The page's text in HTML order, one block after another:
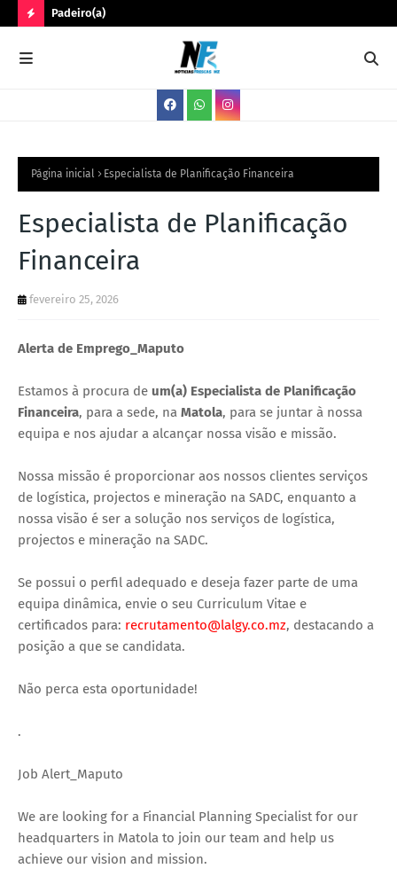
O
V
G
A
Padeiro(a)
Página inicial Especialista de Planificação Financeira
Especialista de Planificação
Financeira
fevereiro 25, 2026
Alerta de Emprego_Maputo
Estamos à procura de um(a) Especialista de Planificação
Financeira, para a sede, na Matola, para se juntar à nossa
equipa e nos ajudar a alcançar nossa visão e missão.
Nossa missão é proporcionar aos nossos clientes serviços
de logística, projectos e mineração na SADC, enquanto a
nossa visão é ser a solução nos serviços de logística,
projectos e mineração na SADC.
Se possui o perfil adequado e deseja fazer parte de uma
equipa dinâmica, envie o seu Curriculum Vitae e
certificados para: recrutamento@lalgy.co.mz, destacando a
posição a que se candidata.
Não perca esta oportunidade!
.
Job Alert_Maputo
We are looking for a Financial Planning Specialist for our
headquarters in Matola to join our team and help us
achieve our vision and mission.